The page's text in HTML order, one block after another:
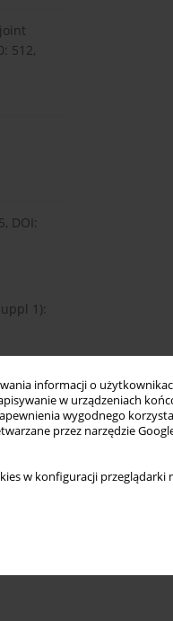
informacji o
w urządzeniach
wygodnego
przez narzędzie
w konfiguracji przeglądarki
512,
DOI:
1):